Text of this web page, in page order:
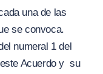
una de las
se convoca.
numeral 1 del
Acuerdo y su